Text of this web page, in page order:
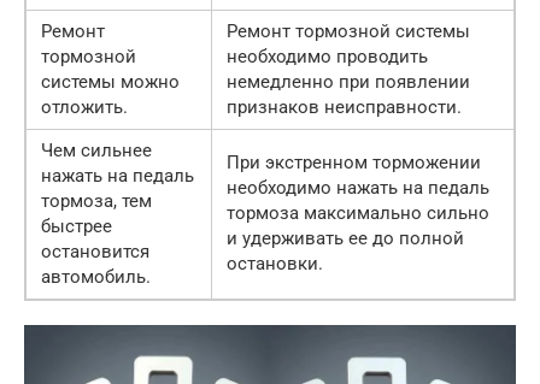
Ремонт
тормозной
системы можно
отложить.
Ремонт тормозной системы
необходимо проводить
немедленно при появлении
признаков неисправности.
Чем сильнее
нажать на педаль
тормоза, тем
быстрее
остановится
автомобиль.
При экстренном торможении
необходимо нажать на педаль
тормоза максимально сильно
и удерживать ее до полной
остановки.